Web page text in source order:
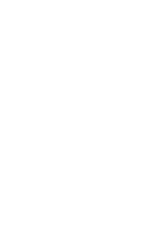
、2020年にコンピ